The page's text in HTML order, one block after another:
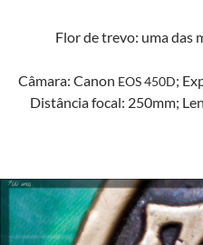
Flor de tre­vo: uma das
Câmara: Canon EOS 450D;
Dis­tân­cia focal: 250mm;